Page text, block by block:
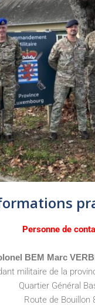
Personne de
BEM Marc
militaire de la
Quartier Général
Route de Bouillon